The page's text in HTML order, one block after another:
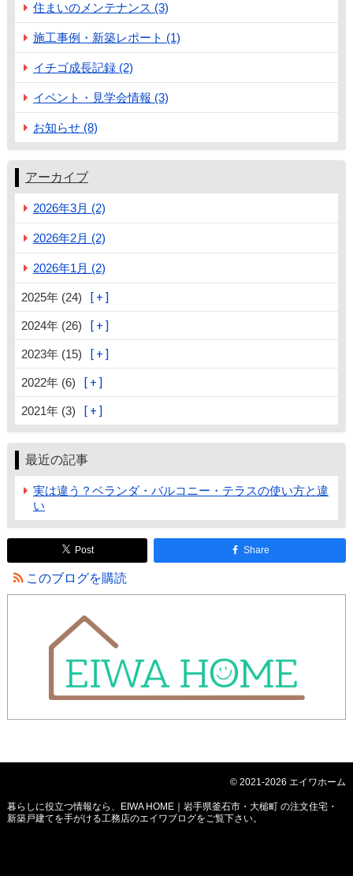
住まいのメンテナンス (3)
施工事例・新築レポート (1)
イチゴ成長記録 (2)
イベント・見学会情報 (3)
お知らせ (8)
アーカイブ
2026年3月 (2)
2026年2月 (2)
2026年1月 (2)
2025年 (24)
2024年 (26)
2023年 (15)
2022年 (6)
2021年 (3)
最近の記事
実は違う？ベランダ・バルコニー・テラスの使い方と違
い
Post Share
このブログを購読
© 2021-2026 エイワホーム
暮らしに役立つ情報なら、 EIWA HOME｜岩手県釜石市・大槌町 の注文住宅・
新築戸建てを手がける工務店のエイワブログをご覧下さい。